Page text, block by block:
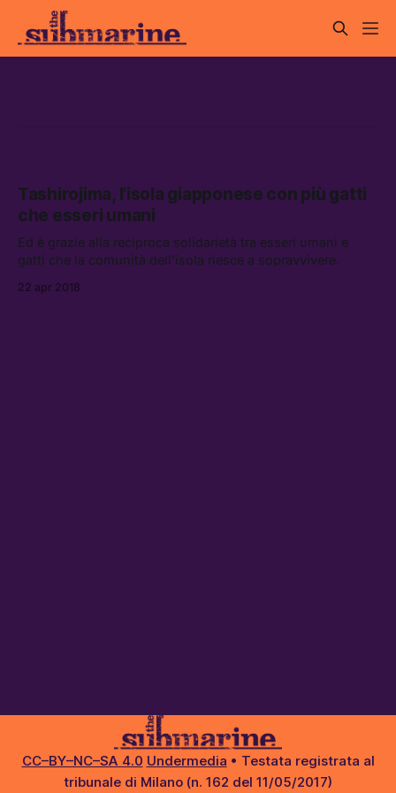
Tashirojima, l’isola giapponese con più gatti
che esseri umani
Ed è grazie alla reciproca solidarietà tra esseri umani e
gatti che la comunità dell’isola riesce a sopravvivere.
22 apr 2018
CC–BY–NC–SA 4.0 Undermedia • Testata registrata al
tribunale di Milano (n. 162 del 11/05/2017)